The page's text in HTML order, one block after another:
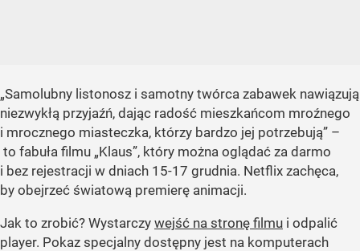
„Samolubny listonosz i samotny twórca zabawek nawiązują
niezwykłą przyjaźń, dając radość mieszkańcom mroźnego
i mrocznego miasteczka, którzy bardzo jej potrzebują” –
to fabuła filmu „Klaus”, który można oglądać za darmo
i bez rejestracji w dniach 15-17 grudnia. Netflix zachęca,
by obejrzeć światową premierę animacji.
Jak to zrobić? Wystarczy wejść na stronę filmu i odpalić
player. Pokaz specjalny dostępny jest na komputerach